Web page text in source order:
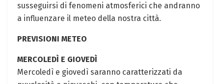
susseguirsi di fenomeni atmosferici che andranno
a influenzare il meteo della nostra città.
PREVISIONI METEO
MERCOLEDÌ E GIOVEDÌ
Mercoledì e giovedì saranno caratterizzati da